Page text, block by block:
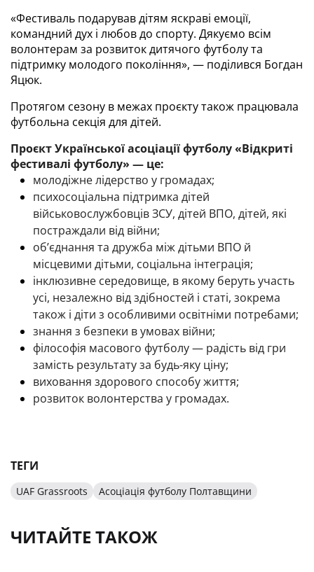
«Фестиваль подарував дітям яскраві емоції,
командний дух і любов до спорту. Дякуємо всім
волонтерам за розвиток дитячого футболу та
підтримку молодого покоління», — поділився Богдан
Яцюк.
Протягом сезону в межах проєкту також працювала
футбольна секція для дітей.
Проєкт Української асоціації футболу «Відкриті
фестивалі футболу» — це:
молодіжне лідерство у громадах;
психосоціальна підтримка дітей
військовослужбовців ЗСУ, дітей ВПО, дітей, які
постраждали від війни;
об’єднання та дружба між дітьми ВПО й
місцевими дітьми, соціальна інтеграція;
інклюзивне середовище, в якому беруть участь
усі, незалежно від здібностей і статі, зокрема
також і діти з особливими освітніми потребами;
знання з безпеки в умовах війни;
філософія масового футболу — радість від гри
замість результату за будь-яку ціну;
виховання здорового способу життя;
розвиток волонтерства у громадах.
ТЕГИ
UAF Grassroots Асоціація футболу Полтавщини
ЧИТАЙТЕ ТАКОЖ